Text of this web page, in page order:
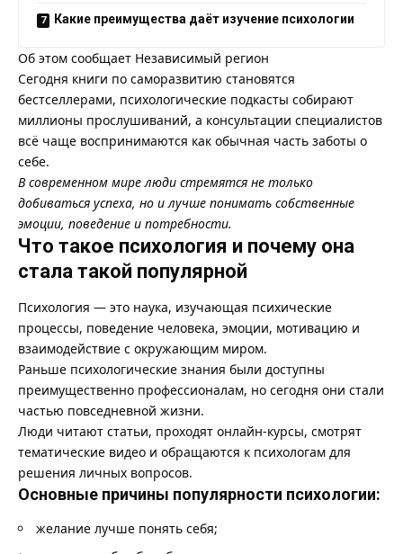
Какие преимущества даёт изучение психологии
Об этом сообщает Независимый регион
Сегодня книги по саморазвитию становятся
бестселлерами, психологические подкасты собирают
миллионы прослушиваний, а консультации специалистов
всё чаще воспринимаются как обычная часть заботы о
себе.
В современном мире люди стремятся не только
добиваться успеха, но и лучше понимать собственные
эмоции, поведение и потребности.
Что такое психология и почему она
стала такой популярной
Психология — это наука, изучающая психические
процессы, поведение человека, эмоции, мотивацию и
взаимодействие с окружающим миром.
Раньше психологические знания были доступны
преимущественно профессионалам, но сегодня они стали
частью повседневной жизни.
Люди читают статьи, проходят онлайн-курсы, смотрят
тематические видео и обращаются к психологам для
решения личных вопросов.
Основные причины популярности психологии:
желание лучше понять себя;